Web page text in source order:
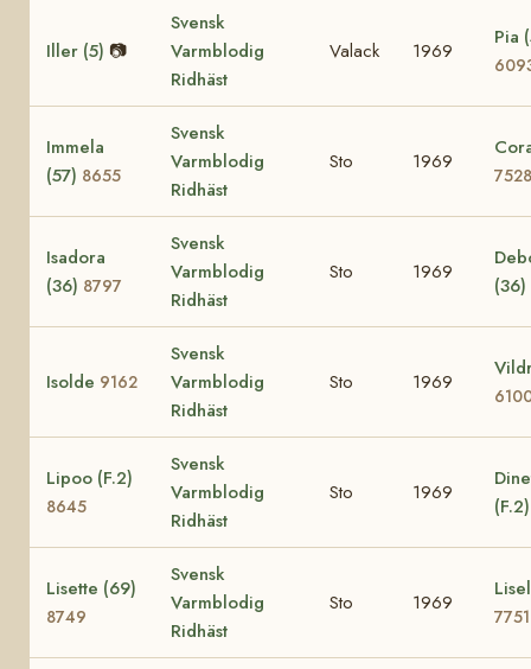
Iller (5) 📷
Svensk
Varmblodig
Ridhäst
Valack 1969
Pia
Immela
(57) 8655
Svensk
Varmblodig
Ridhäst
Sto 1969
7528
Isadora
(36) 8797
Svensk
Varmblodig
Ridhäst
Sto 1969
(36)
Isolde 9162
Svensk
Varmblodig
Ridhäst
Sto 1969
Lipoo (F.2)
8645
Svensk
Varmblodig
Ridhäst
Sto 1969
Lisette (69)
8749
Svensk
Varmblodig
Ridhäst
Sto 1969
7751